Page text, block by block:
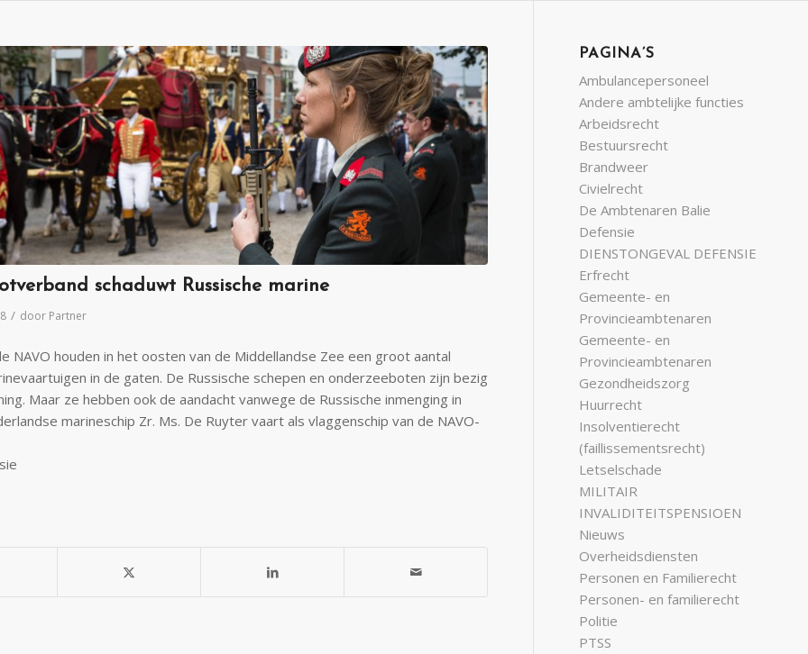
schaduwt Russische marine
/ door Partner
NAVO houden in het oosten van de Middellandse Zee een groot aantal
in de gaten. De Russische schepen en onderzeeboten zijn bezig
Maar ze hebben ook de aandacht vanwege de Russische inmenging in
marineschip Zr. Ms. De Ruyter vaart als vlaggenschip van de NAVO-
PAGINA’S
Ambulancepersoneel
Andere ambtelijke functies
Arbeidsrecht
Bestuursrecht
Brandweer
Civielrecht
De Ambtenaren Balie
Defensie
DIENSTONGEVAL DEFENSIE
Erfrecht
Gemeente- en
Provincieambtenaren
Gemeente- en
Provincieambtenaren
Gezondheidszorg
Huurrecht
Insolventierecht
(faillissementsrecht)
Letselschade
MILITAIR
INVALIDITEITSPENSIOEN
Nieuws
Overheidsdiensten
Personen en Familierecht
Personen- en familierecht
Politie
PTSS